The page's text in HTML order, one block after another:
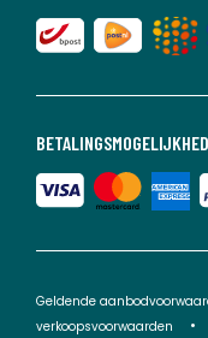
Geldende
verkoopsvoorwaarden